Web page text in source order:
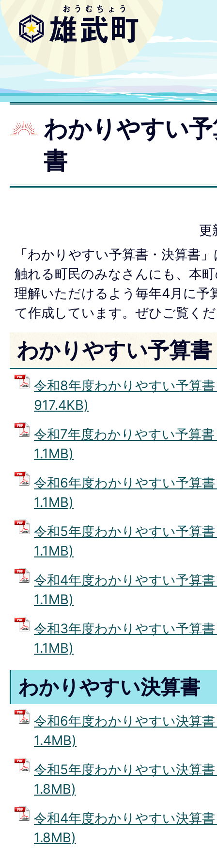
わかりやすい
書
更
「わかりやすい予算書・決算書
触れる町民のみなさんにも、本
理解いただけるよう毎年4月に予
て作成しています。ぜひご覧く
わかりやすい予算書
令和8年度わかりやすい予算
917.4KB)
令和7年度わかりやすい予算
1.1MB)
令和6年度わかりやすい予算
1.1MB)
令和5年度わかりやすい予算
1.1MB)
令和4年度わかりやすい予算
1.1MB)
令和3年度わかりやすい予算
1.1MB)
わかりやすい決算書
令和6年度わかりやすい決算
1.4MB)
令和5年度わかりやすい決算
1.8MB)
令和4年度わかりやすい決算
1.8MB)